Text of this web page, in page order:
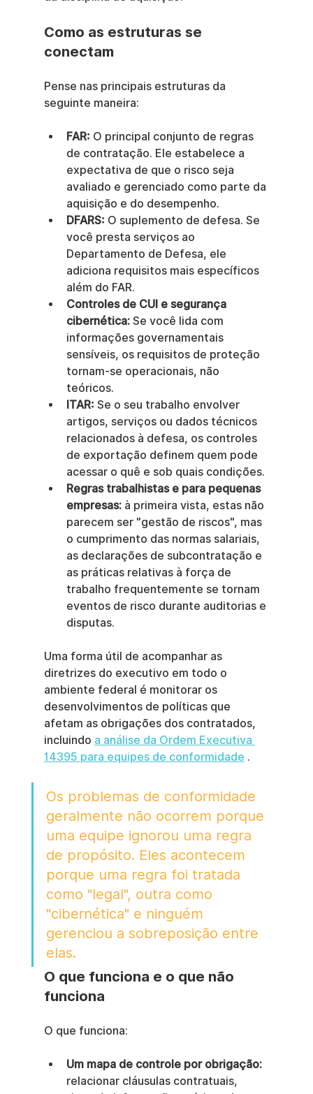
Como as estruturas se
conectam
Pense nas principais estruturas da
seguinte maneira:
FAR: O principal conjunto de regras
de contratação. Ele estabelece a
expectativa de que o risco seja
avaliado e gerenciado como parte da
aquisição e do desempenho.
DFARS: O suplemento de defesa. Se
você presta serviços ao
Departamento de Defesa, ele
adiciona requisitos mais específicos
além do FAR.
Controles de CUI e segurança
cibernética: Se você lida com
informações governamentais
sensíveis, os requisitos de proteção
tornam-se operacionais, não
teóricos.
ITAR: Se o seu trabalho envolver
artigos, serviços ou dados técnicos
relacionados à defesa, os controles
de exportação definem quem pode
acessar o quê e sob quais condições.
Regras trabalhistas e para pequenas
empresas: à primeira vista, estas não
parecem ser "gestão de riscos", mas
o cumprimento das normas salariais,
as declarações de subcontratação e
as práticas relativas à força de
trabalho frequentemente se tornam
eventos de risco durante auditorias e
disputas.
Uma forma útil de acompanhar as
diretrizes do executivo em todo o
ambiente federal é monitorar os
desenvolvimentos de políticas que
afetam as obrigações dos contratados,
incluindo a análise da Ordem Executiva
14395 para equipes de conformidade .
Os problemas de conformidade
geralmente não ocorrem porque
uma equipe ignorou uma regra
de propósito. Eles acontecem
porque uma regra foi tratada
como "legal", outra como
"cibernética" e ninguém
gerenciou a sobreposição entre
elas.
O que funciona e o que não
funciona
O que funciona:
Um mapa de controle por obrigação:
relacionar cláusulas contratuais,